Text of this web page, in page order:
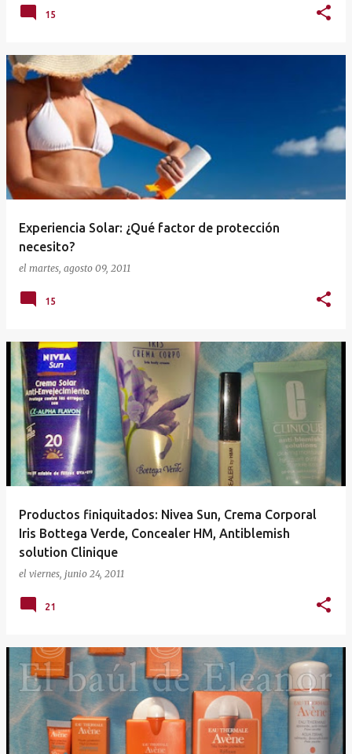
15
Experiencia Solar: ¿Qué factor de protección
necesito?
el martes, agosto 09, 2011
15
Productos finiquitados: Nivea Sun, Crema Corporal
Iris Bottega Verde, Concealer HM, Antiblemish
solution Clinique
el viernes, junio 24, 2011
21